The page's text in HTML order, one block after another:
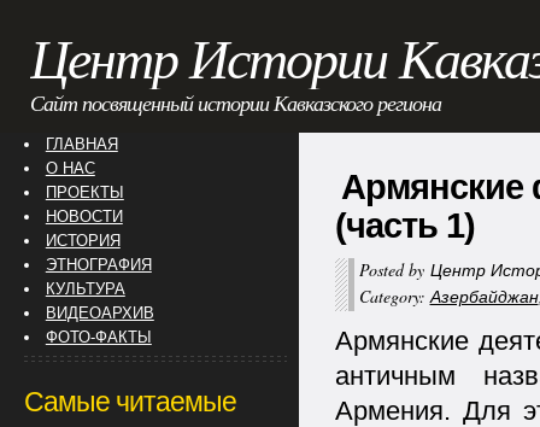
Центр Истории
Сайт посвященный истории Кавказского региона
Армянские
(часть 1)
Posted by Центр
Category:Азербайджан
Армянские
античным
Армения. Для
ГЛАВНАЯ
О НАС
ПРОЕКТЫ
НОВОСТИ
ИСТОРИЯ
ЭТНОГРАФИЯ
КУЛЬТУРА
ВИДЕОАРХИВ
ФОТО-ФАКТЫ
Самые читаемые